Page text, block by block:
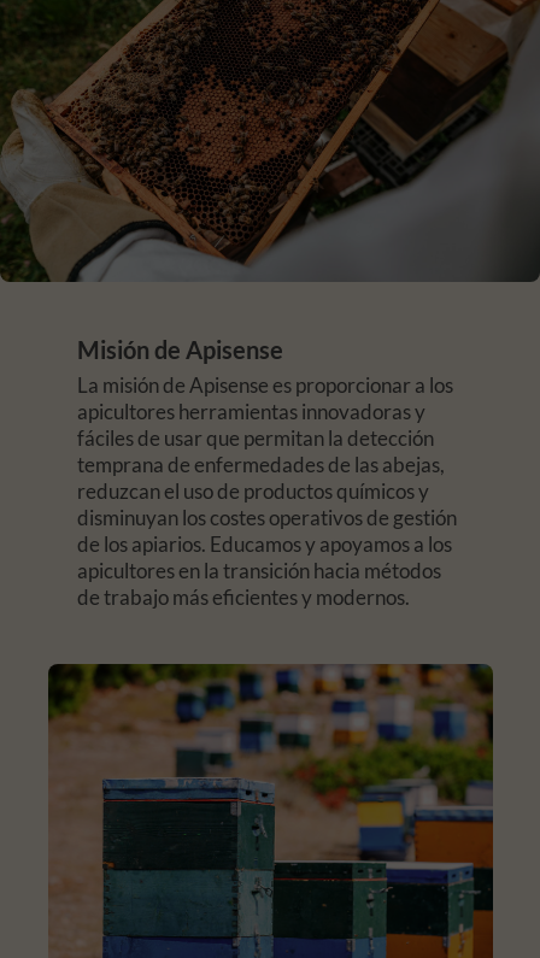
Misión de Apisense
La misión de Apisense es proporcionar a los
apicultores herramientas innovadoras y
fáciles de usar que permitan la detección
temprana de enfermedades de las abejas,
reduzcan el uso de productos químicos y
disminuyan los costes operativos de gestión
de los apiarios. Educamos y apoyamos a los
apicultores en la transición hacia métodos
de trabajo más eficientes y modernos.